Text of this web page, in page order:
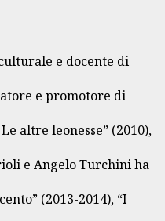
e docente di
e promotore di
altre leonesse” (2010),
e Angelo Turchini ha
(2013-2014), “I